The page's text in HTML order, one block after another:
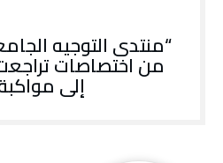
“منتدى التوجيه
من اختصاصات
إلى